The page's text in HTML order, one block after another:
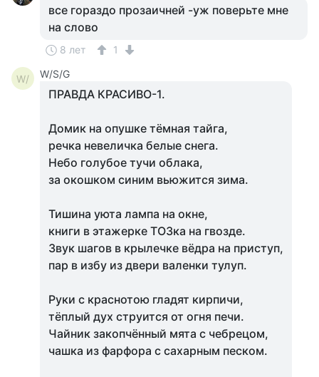
все гораздо прозаичней -уж поверьте мне
на слово
8 лет 1
W/ W/S/G
ПРАВДА КРАСИВО-1.
Домик на опушке тёмная тайга,
речка невеличка белые снега.
Небо голубое тучи облака,
за окошком синим вьюжится зима.
Тишина уюта лампа на окне,
книги в этажерке ТОЗка на гвозде.
Звук шагов в крылечке вёдра на приступ,
пар в избу из двери валенки тулуп.
Руки с краснотою гладят кирпичи,
тёплый дух струится от огня печи.
Чайник закопчённый мята с чебрецом,
чашка из фарфора с сахарным песком.